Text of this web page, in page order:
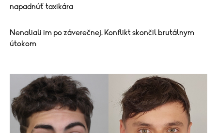
napadnúť taxikára
Nenaliali im po záverečnej. Konflikt skončil brutálnym
útokom